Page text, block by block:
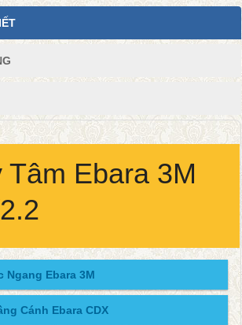
Tâm Ebara 3M
Ngang Ebara 3M
Cánh Ebara CDX